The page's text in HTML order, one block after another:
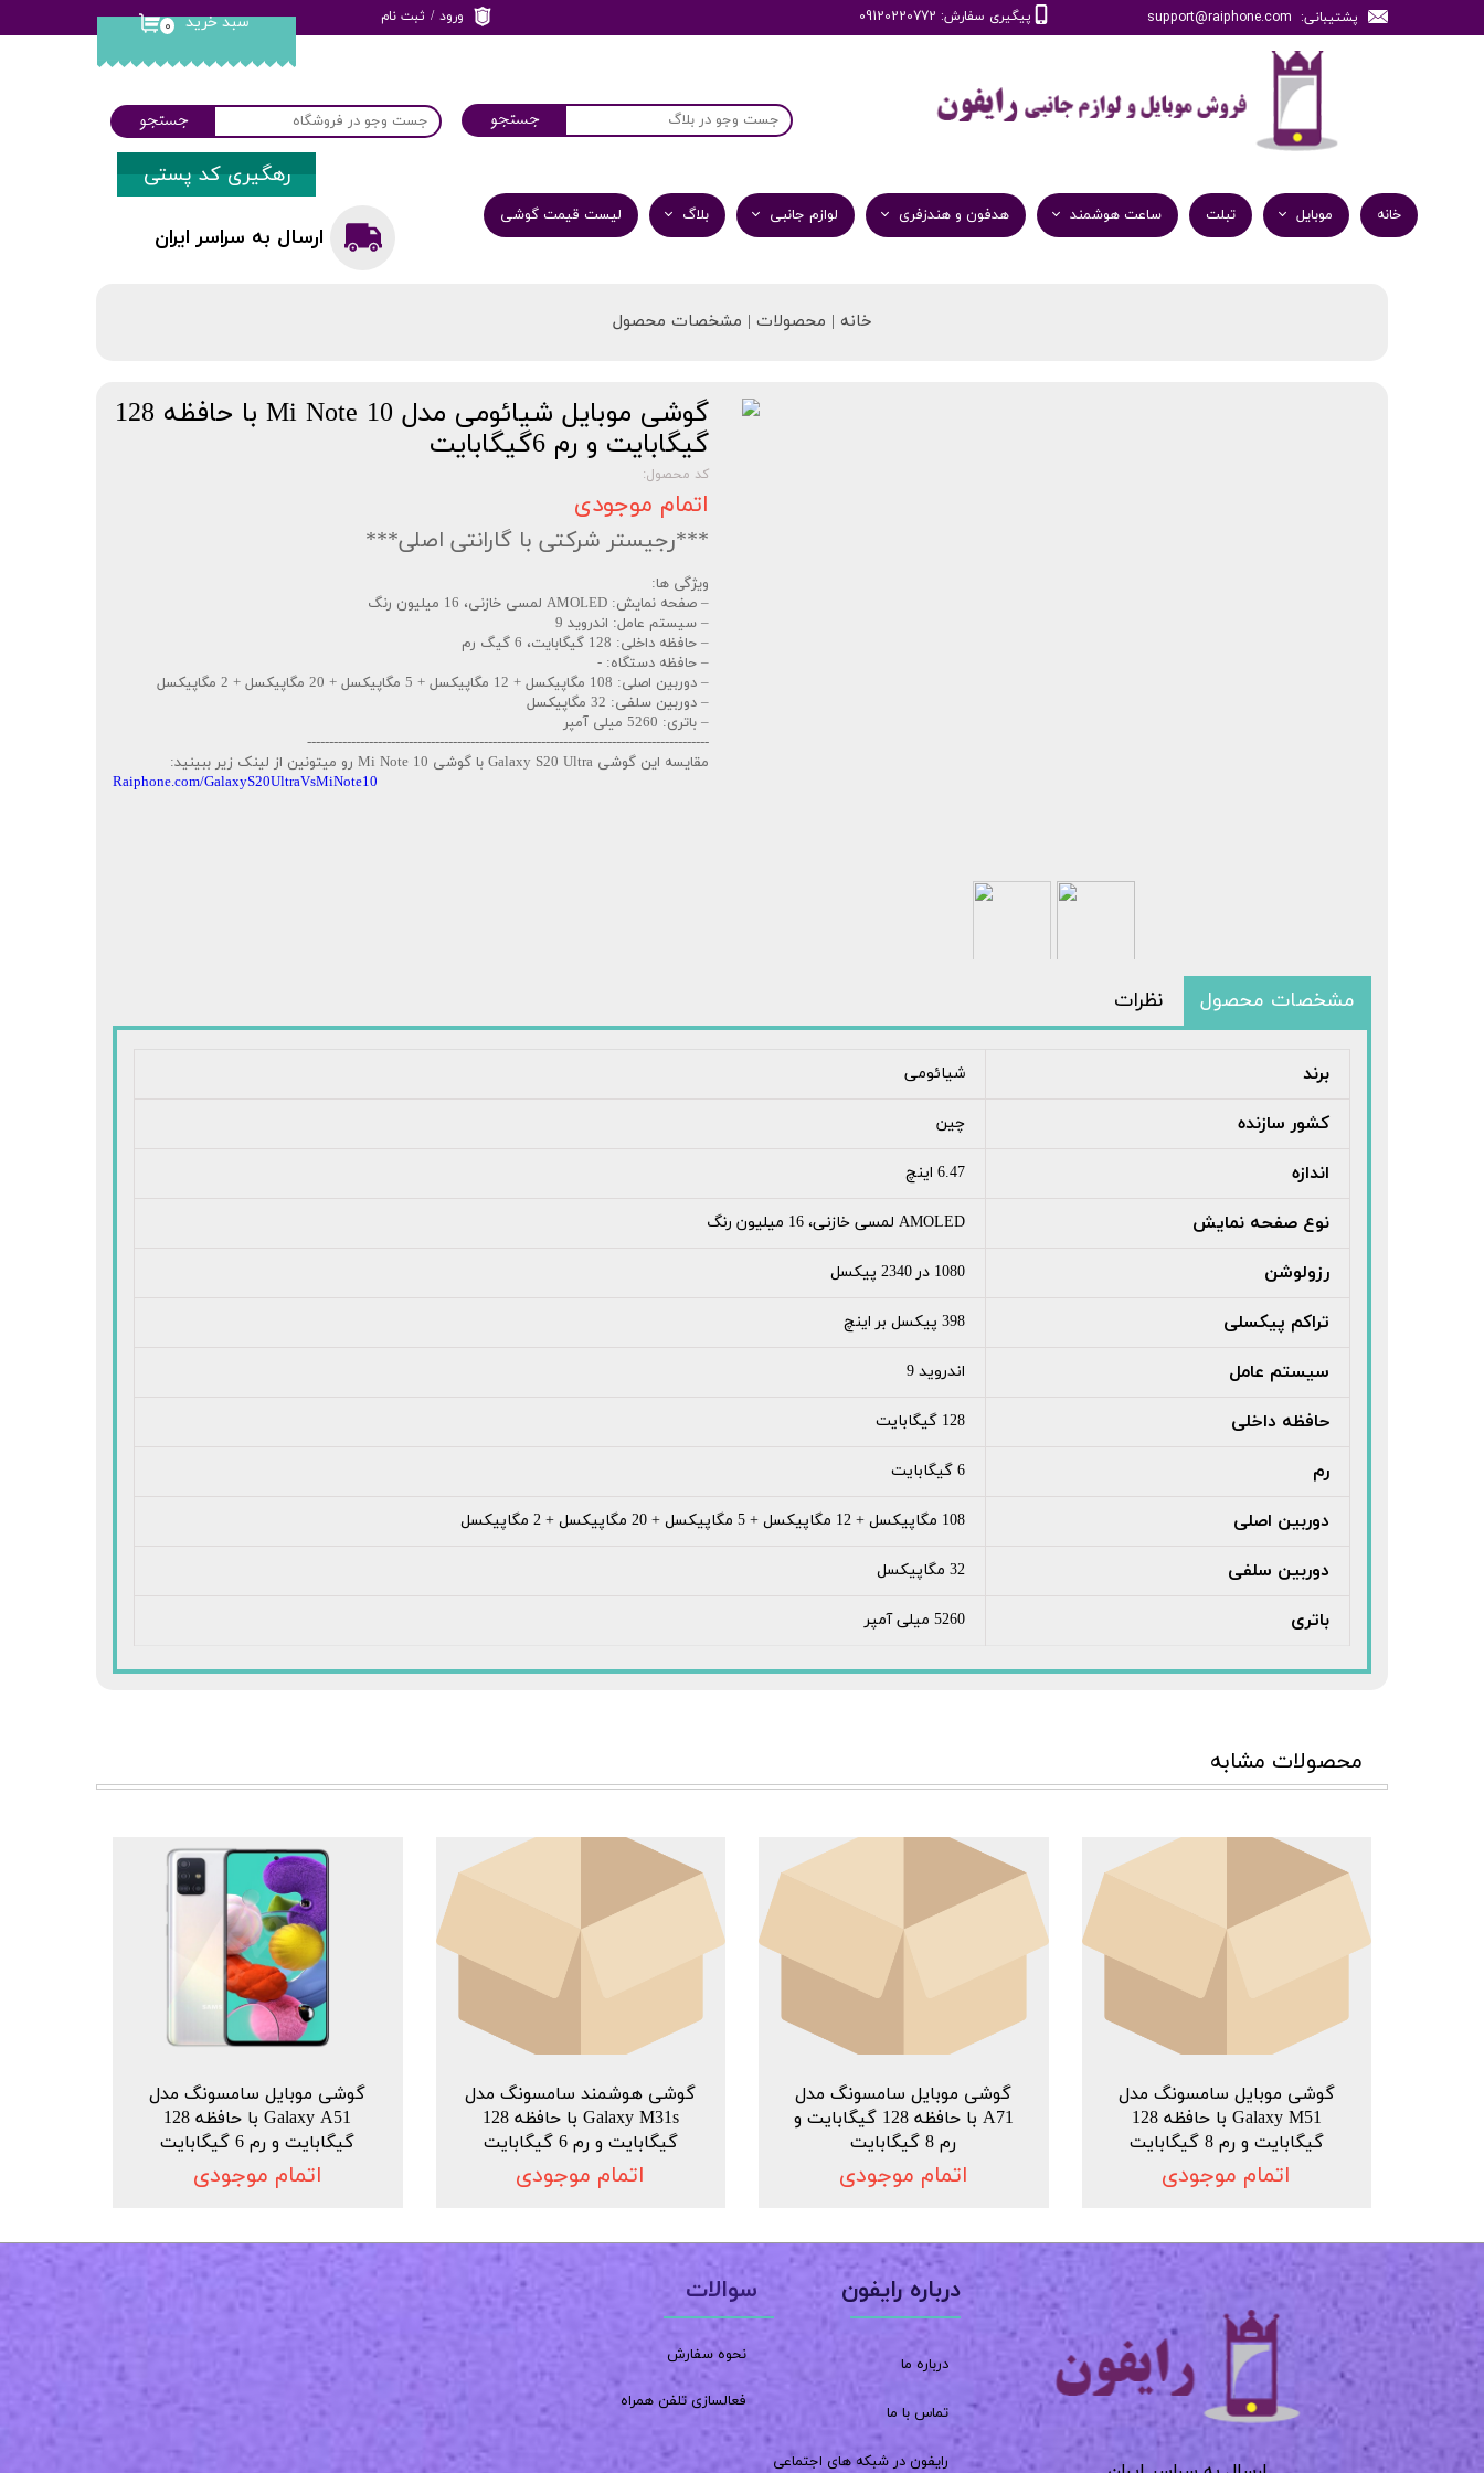
پشتیبانی: support@raiphone.com پیگیری سفارش: 09120220772 ۰ سبد خرید ورود / ثبت نام
سفارشات
خانه
موبایل تبلت ساعت هوشمند هدفون و هندزفری لوازم جانبی بلاگ لیست قیمت گوشی
جستجو جستجو
ارسال به سراسر ایران
رهگیری کد پستی
خانه | محصولات | مشخصات محصول
گوشی موبایل شیائومی مدل Mi Note 10 با حافظه 128
گیگابایت و رم 6گیگابایت
کد محصول:
اتمام موجودی
***رجیستر شرکتی با گارانتی اصلی***
ویژگی ها:
– صفحه نمایش: AMOLED لمسی خازنی، 16 میلیون رنگ
– سیستم عامل: اندروید 9
– حافظه داخلی: 128 گیگابایت، 6 گیگ رم
– حافظه دستگاه: -
– دوربین اصلی: 108 مگاپیکسل + 12 مگاپیکسل + 5 مگاپیکسل + 20 مگاپیکسل + 2 مگاپیکسل
– دوربین سلفی: 32 مگاپیکسل
– باتری: 5260 میلی آمپر
-------------------------------------------------------------------------------------------
مقایسه این گوشی Galaxy S20 Ultra با گوشی Mi Note 10 رو میتونین از لینک زیر ببینید:
Raiphone.com/GalaxyS20UltraVsMiNote10
مشخصات محصول نظرات
برند شیائومی
کشور سازنده چین
اندازه 6.47 اینچ
نوع صفحه نمایش AMOLED لمسی خازنی، 16 میلیون رنگ
رزولوشن 1080 در 2340 پیکسل
تراکم پیکسلی 398 پیکسل بر اینچ
سیستم عامل اندروید 9
حافظه داخلی 128 گیگابایت
رم 6 گیگابایت
دوربین اصلی 108 مگاپیکسل + 12 مگاپیکسل + 5 مگاپیکسل + 20 مگاپیکسل + 2 مگاپیکسل
دوربین سلفی 32 مگاپیکسل
باتری 5260 میلی آمپر
محصولات مشابه
گوشی موبایل سامسونگ مدل
Galaxy M51 با حافظه 128
گیگابایت و رم 8 گیگابایت
اتمام موجودی
گوشی موبایل سامسونگ مدل
A71 با حافظه 128 گیگابایت و
رم 8 گیگابایت
اتمام موجودی
گوشی هوشمند سامسونگ مدل
Galaxy M31s با حافظه 128
گیگابایت و رم 6 گیگابایت
اتمام موجودی
گوشی موبایل سامسونگ مدل
Galaxy A51 با حافظه 128
گیگابایت و رم 6 گیگابایت
اتمام موجودی
سوالات
نحوه سفارش
فعالسازی تلفن همراه
درباره رایفون
درباره ما
تماس با ما
رایفون در شبکه های اجتماعی